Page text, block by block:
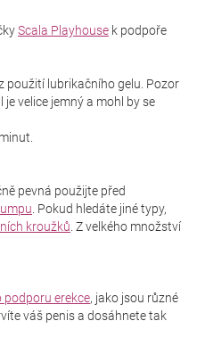
Scala Playhouse k podpoře
použití lubrikačního gelu. Pozor
velice jemný a mohl by se
pevná použijte před
. Pokud hledáte jiné typy,
kroužků. Z velkého množství
podporu erekce, jako jsou různé
váš penis a dosáhnete tak